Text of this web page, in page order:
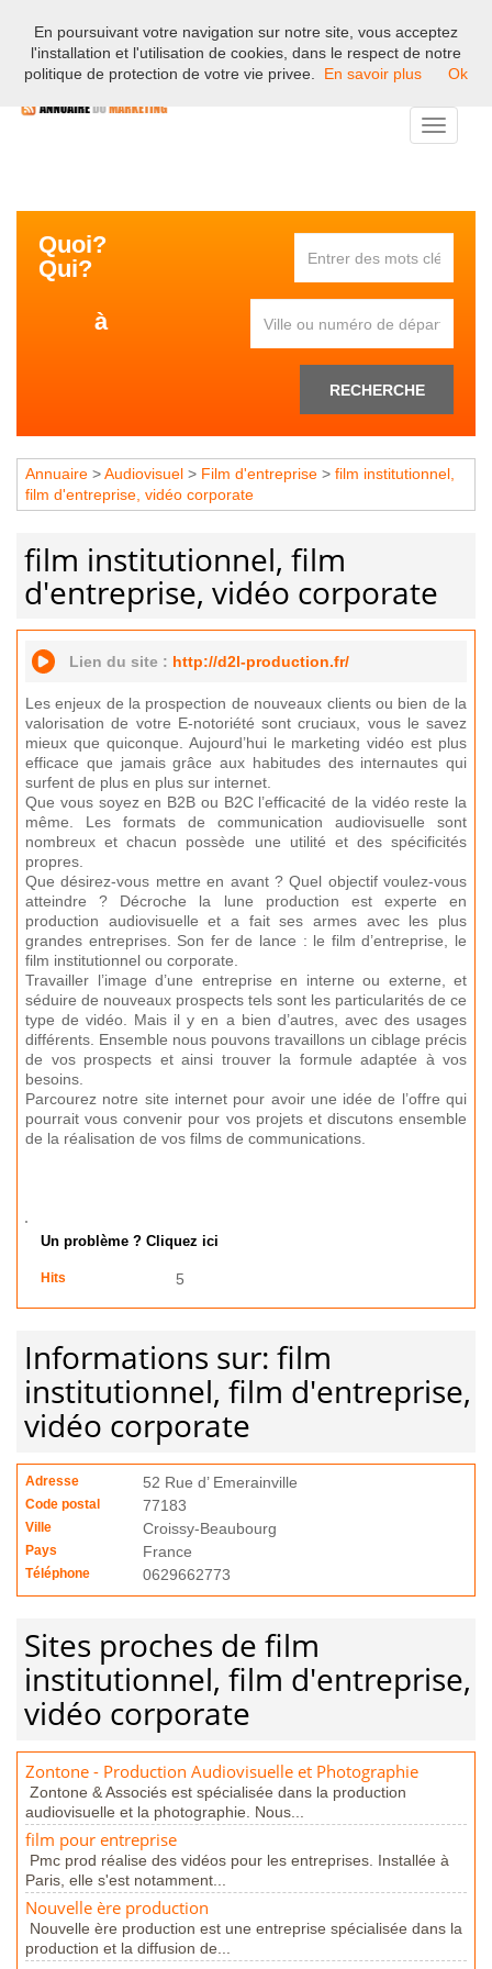
Bienvenue sur l'annuaire professionnel du marketing et de la
communication en France.
Toggle
Quoi?
Qui?
à
RECHERCHE
Annuaire >Audiovisuel > Film d'entreprise > film institutionnel,
film d'entreprise, vidéo corporate
film institutionnel, film
d'entreprise, vidéo corporate
Lien du site : http://d2l-production.fr/
Les enjeux de la prospection de nouveaux clients ou bien de la
valorisation de votre E-notoriété sont cruciaux, vous le savez
mieux que quiconque. Aujourd’hui le marketing vidéo est plus
efficace que jamais grâce aux habitudes des internautes qui
surfent de plus en plus sur internet.
Que vous soyez en B2B ou B2C l’efficacité de la vidéo reste la
même. Les formats de communication audiovisuelle sont
nombreux et chacun possède une utilité et des spécificités
propres.
Que désirez-vous mettre en avant ? Quel objectif voulez-vous
atteindre ? Décroche la lune production est experte en
production audiovisuelle et a fait ses armes avec les plus
grandes entreprises. Son fer de lance : le film d’entreprise, le
film institutionnel ou corporate.
Travailler l’image d’une entreprise en interne ou externe, et
séduire de nouveaux prospects tels sont les particularités de ce
type de vidéo. Mais il y en a bien d’autres, avec des usages
différents. Ensemble nous pouvons travaillons un ciblage précis
de vos prospects et ainsi trouver la formule adaptée à vos
besoins.
Parcourez notre site internet pour avoir une idée de l’offre qui
pourrait vous convenir pour vos projets et discutons ensemble
de la réalisation de vos films de communications.
Un problème ? Cliquez ici
Hits 5
Informations sur: film
institutionnel, film d'entreprise,
vidéo corporate
Adresse 52 Rue d’ Emerainville
Code postal 77183
Ville Croissy-Beaubourg
Pays France
Téléphone 0629662773
Sites proches de film
institutionnel, film d'entreprise,
vidéo corporate
Zontone - Production Audiovisuelle et Photographie
Zontone & Associés est spécialisée dans la production
audiovisuelle et la photographie. Nous...
film pour entreprise
Pmc prod réalise des vidéos pour les entreprises. Installée à
Paris, elle s'est notamment...
Nouvelle ère production
Nouvelle ère production est une entreprise spécialisée dans la
production et la diffusion de...
En poursuivant votre navigation sur notre site, vous acceptez
l'installation et l'utilisation de cookies, dans le respect de notre
politique de protection de votre vie privee.
En savoir plus Ok